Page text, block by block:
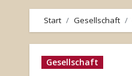
Start Gesellschaft
Gesellschaft